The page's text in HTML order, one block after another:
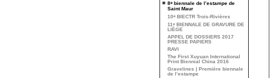
8ebiennale de l’estampe de
Saint Maur
10e BIECTR Trois-Rivières
11 e BIENNALE DE GRAVURE DE
LIÈGE
APPEL DE DOSSIERS 2017
PRESSE PAPIERS
RAVI
The First Xuyuan International
Print Biennial China 2016
Gravelines | Première biennale
de l’estampe